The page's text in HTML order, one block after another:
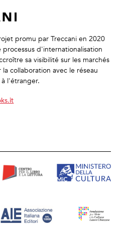
promu par Treccani en 2020
d'internationalisation
sa visibilité sur les marchés
collaboration avec le réseau
l'étranger.